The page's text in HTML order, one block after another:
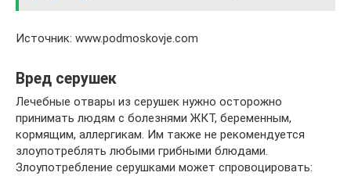
Источник: www.podmoskovje.com
Вред серушек
Лечебные отвары из серушек нужно осторожно
принимать людям с болезнями ЖКТ, беременным,
кормящим, аллергикам. Им также не рекомендуется
злоупотреблять любыми грибными блюдами.
Злоупотребление серушками может спровоцировать: